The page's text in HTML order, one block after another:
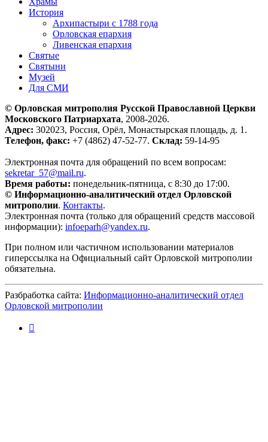
История
Архипастыри с 1788 года
Орловская епархия
Ливенская епархия
Святые
Святыни
Музей
Для СМИ
© Орловская митрополия Русской Православной Церкви
Московского Патриархата, 2008-2026.
Адрес: 302023, Россия, Орёл, Монастырская площадь, д. 1.
Телефон, факс: +7 (4862) 47-52-77. Склад: 59-14-95
Электронная почта для обращений по всем вопросам:
sekretar_57@mail.ru.
Время работы: понедельник-пятница, с 8:30 до 17:00.
© Информационно-аналитический отдел Орловской
митрополии. Контакты.
Электронная почта (только для обращений средств массовой
информации): infoeparh@yandex.ru.
При полном или частичном использовании материалов
гиперссылка на Официальный сайт Орловской митрополии
обязательна.
Разбработка сайта: Информационно-аналитический отдел
Орловской митрополии